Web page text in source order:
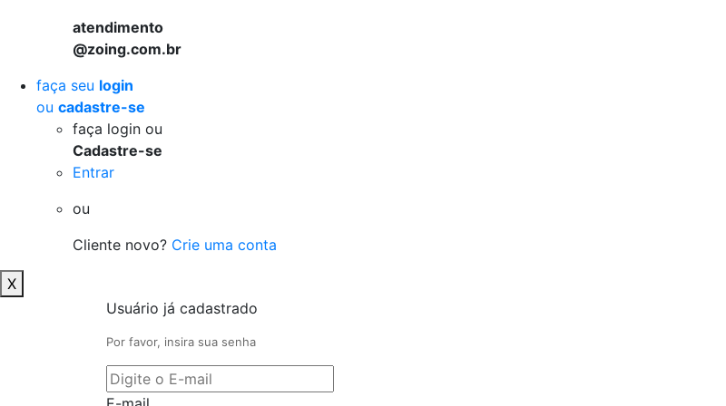
atendimento
@zoing.com.br
faça seu login
ou cadastre-se
faça login ou
Cadastre-se
Entrar
ou
Cliente novo? Crie uma conta
X
Usuário já cadastrado
Por favor, insira sua senha